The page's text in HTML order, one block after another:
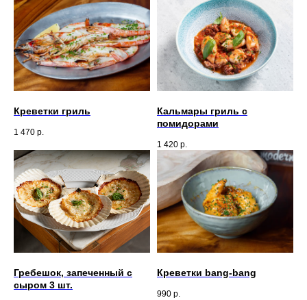
Креветки гриль
1 470 р.
Кальмары гриль с
помидорами
1 420 р.
Гребешок, запеченный с
сыром 3 шт.
Креветки bang-bang
990 р.